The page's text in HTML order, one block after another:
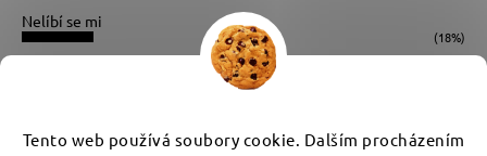
Tento web používá soubory cookie. Dalším procházením
Nelíbí se mi
(18%)
Instagram